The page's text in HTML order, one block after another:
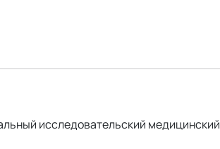
исследовательский